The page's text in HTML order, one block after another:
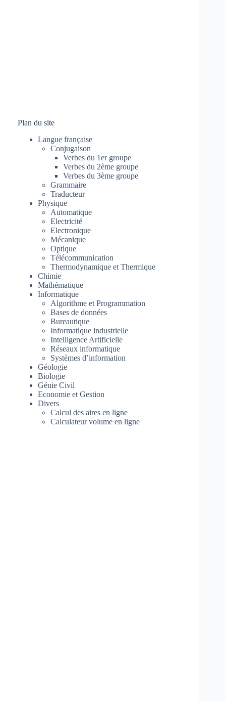
Plan du site
Langue française
Conjugaison
Verbes du 1er groupe
Verbes du 2ème groupe
Verbes du 3ème groupe
Grammaire
Traducteur
Physique
Automatique
Electricité
Electronique
Mécanique
Optique
Télécommunication
Thermodynamique et Thermique
Chimie
Mathématique
Informatique
Algorithme et Programmation
Bases de données
Bureautique
Informatique industrielle
Intelligence Artificielle
Réseaux informatique
Systèmes d’information
Géologie
Biologie
Génie Civil
Economie et Gestion
Divers
Calcul des aires en ligne
Calculateur volume en ligne